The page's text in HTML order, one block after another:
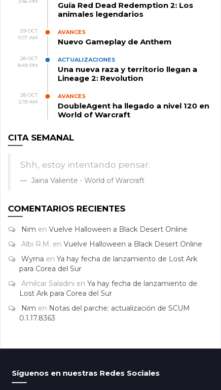
Guía Red Dead Redemption 2: Los
animales legendarios
29 OCT
11:17 AM
AVANCES
Nuevo Gameplay de Anthem
28 OCT
8:49 PM
ACTUALIZACIONES
Una nueva raza y territorio llegan a
Lineage 2: Revolution
28 OCT
2:19 AM
AVANCES
DoubleAgent ha llegado a nivel 120 en
World of Warcraft
CITA SEMANAL
Shh, estoy intentando pensar.
Jaina Valiente - World of Warcraft
COMENTARIOS RECIENTES
Nim en Vuelve Halloween a Black Desert Online
Albi R.M. en Vuelve Halloween a Black Desert Online
Wyrna en Ya hay fecha de lanzamiento de Lost Ark
para Corea del Sur
Amilcar Saladini en Ya hay fecha de lanzamiento de
Lost Ark para Corea del Sur
Nim en Notas del parche: actualización de SCUM
0.1.17.8363
Síguenos en nuestras Redes Sociales